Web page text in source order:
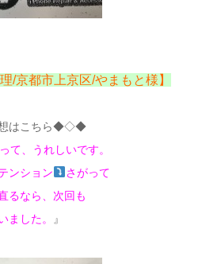
/京都市上京区/やまもと様】
はこちら◆◇◆
て、うれしいです。
ンション
さがって
るなら、次回も
ました。
』